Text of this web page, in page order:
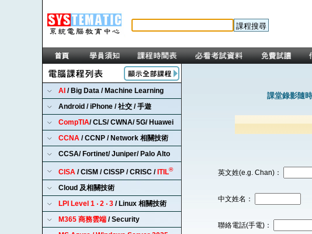
AI / Big Data / Machine Learning
Android / iPhone / 社交 / 手遊
CompTIA/ CLS/ CWNA/ 5G/ Huawei
CCNA / CCNP / Network 相關技術
CCSA/ Fortinet/ Juniper/ Palo Alto
CISA / CISM / CISSP / CRISC / ITIL®
Cloud 及相關技術
LPI Level 1 ‧ 2 ‧ 3 / Linux 相關技術
M365 商務雲端 / Security
課堂錄影隨
英文姓(e.g. Chan)：
中文姓名：
聯絡電話(手電)：